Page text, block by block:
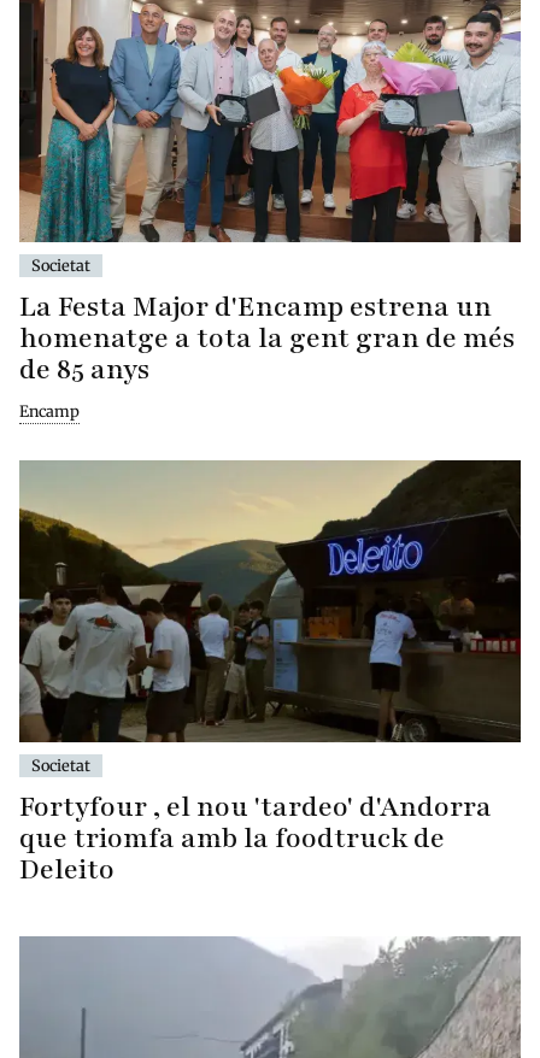
Societat
La Festa Major d'Encamp estrena un
homenatge a tota la gent gran de més
de 85 anys
Encamp
Societat
Fortyfour , el nou 'tardeo' d'Andorra
que triomfa amb la foodtruck de
Deleito